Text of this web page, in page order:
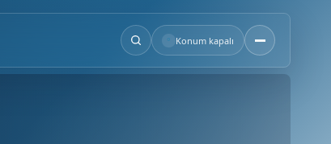
° Konum kapalı